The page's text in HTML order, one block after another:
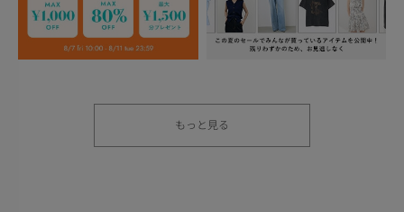
もっと見る